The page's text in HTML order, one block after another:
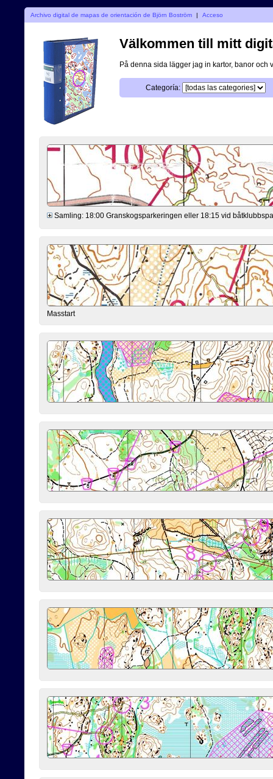
Archivo digital de mapas de orientación de Björn Boström | Acceso
Välkommen till mitt
På denna sida lägger jag in kartor, banor och
Categoría:
Samling: 18:00 Granskogsparkeringen eller 18:15 vid
Masstart